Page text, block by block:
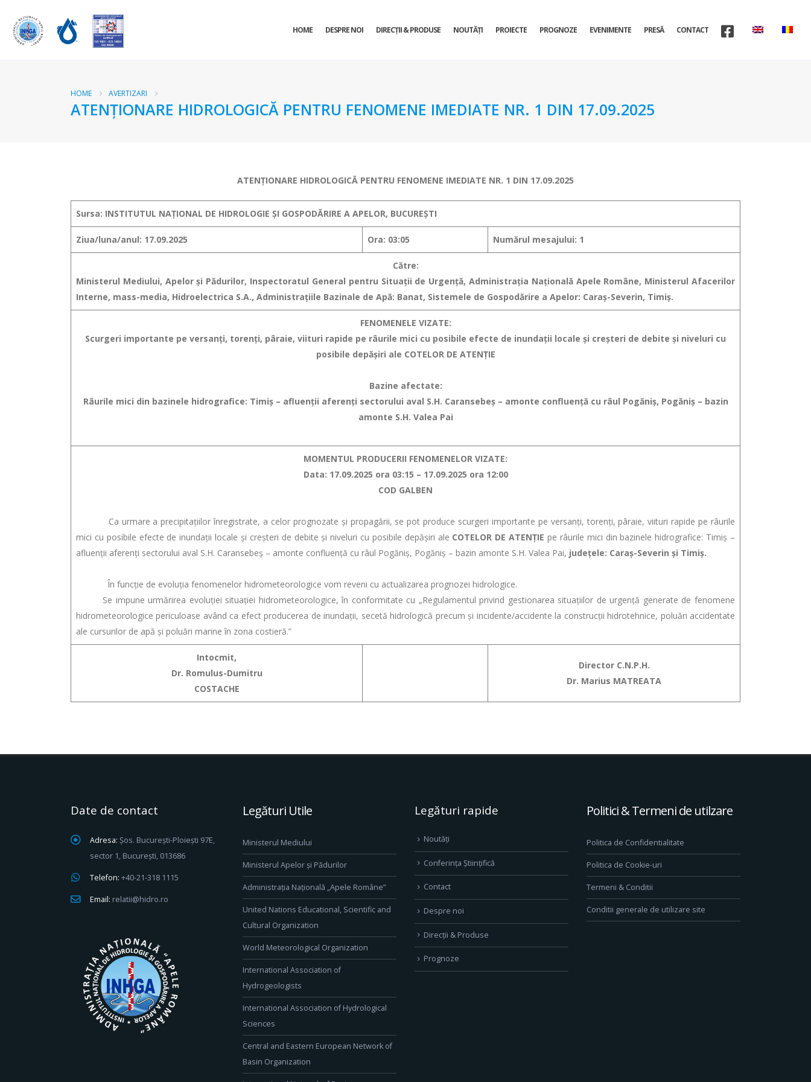
HOME DESPRE NOI DIRECŢII & PRODUSE NOUTĂȚI PROIECTE PROGNOZE EVENIMENTE PRESĂ CONTACT
HOME AVERTIZARI
ATENŢIONARE HIDROLOGICĂ PENTRU FENOMENE IMEDIATE NR. 1 DIN 17.09.2025
ATENŢIONARE HIDROLOGICĂ PENTRU FENOMENE IMEDIATE NR. 1 DIN 17.09.2025
Sursa: INSTITUTUL NAȚIONAL DE HIDROLOGIE ȘI GOSPODĂRIRE A APELOR, BUCUREȘTI
Ziua/luna/anul: 17.09.2025 Ora: 03:05 Numărul mesajului: 1
Către:
Ministerul Mediului, Apelor şi Pădurilor, Inspectoratul General pentru Situaţii de Urgenţă, Administraţia Naţională Apele Române, Ministerul Afacerilor
Interne, mass-media, Hidroelectrica S.A., Administraţiile Bazinale de Apă: Banat, Sistemele de Gospodărire a Apelor: Caraș-Severin, Timiș.
FENOMENELE VIZATE:
Scurgeri importante pe versanţi, torenţi, pâraie, viituri rapide pe râurile mici cu posibile efecte de inundaţii locale şi creşteri de debite şi niveluri cu
posibile depăşiri ale COTELOR DE ATENŢIE
Bazine afectate:
Râurile mici din bazinele hidrografice: Timiș – afluenții aferenți sectorului aval S.H. Caransebeș – amonte confluență cu râul Pogăniș, Pogăniș – bazin
amonte S.H. Valea Pai
MOMENTUL PRODUCERII FENOMENELOR VIZATE:
Data: 17.09.2025 ora 03:15 – 17.09.2025 ora 12:00
COD GALBEN
Ca urmare a precipitaţiilor înregistrate, a celor prognozate şi propagării, se pot produce scurgeri importante pe versanţi, torenţi, pâraie, viituri rapide pe râurile
mici cu posibile efecte de inundaţii locale şi creşteri de debite şi niveluri cu posibile depăşiri ale COTELOR DE ATENŢIE pe râurile mici din bazinele hidrografice: Timiș –
afluenții aferenți sectorului aval S.H. Caransebeș – amonte confluență cu râul Pogăniș, Pogăniș – bazin amonte S.H. Valea Pai, judeţele: Caraș-Severin și Timiș.
În funcție de evoluția fenomenelor hidrometeorologice vom reveni cu actualizarea prognozei hidrologice.
Se impune urmărirea evoluției situației hidrometeorologice, în conformitate cu „Regulamentul privind gestionarea situațiilor de urgență generate de fenomene
hidrometeorologice periculoase având ca efect producerea de inundații, secetă hidrologică precum și incidente/accidente la construcții hidrotehnice, poluări accidentate
ale cursurilor de apă și poluări marine în zona costieră.”
Intocmit,
Dr. Romulus-Dumitru
COSTACHE
Director C.N.P.H.
Dr. Marius MATREATA
Date de contact
Adresa: Șos. București-Ploiești 97E,
sector 1, București, 013686
Telefon: +40-21-318 1115
Email: relatii@hidro.ro
Legături Utile
Ministerul Mediului
Ministerul Apelor și Pădurilor
Administrația Națională „Apele Române”
United Nations Educational, Scientific and
Cultural Organization
World Meteorological Organization
International Association of
Hydrogeologists
International Association of Hydrological
Sciences
Central and Eastern European Network of
Basin Organization
Legături rapide
Noutăți
Conferința Științifică
Contact
Despre noi
Direcţii & Produse
Prognoze
Politici & Termeni de utilzare
Politica de Confidentialitate
Politica de Cookie-uri
Termeni & Conditii
Conditii generale de utilizare site